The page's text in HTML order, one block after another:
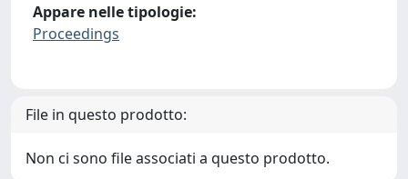
Appare nelle tipologie:
Proceedings
File in questo prodotto:
Non ci sono file associati a questo prodotto.